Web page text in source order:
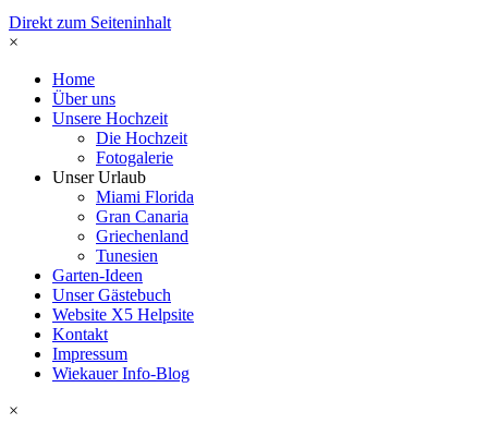
Direkt zum Seiteninhalt
×
Home
Über uns
Unsere Hochzeit
Die Hochzeit
Fotogalerie
Unser Urlaub
Miami Florida
Gran Canaria
Griechenland
Tunesien
Garten-Ideen
Unser Gästebuch
Website X5 Helpsite
Kontakt
Impressum
Wiekauer Info-Blog
×